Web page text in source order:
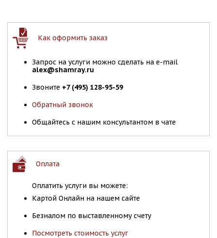
Как оформить заказ
Запрос на услуги можно сделать на e-mail
alex@shamray.ru
Звоните +7 (495) 128-95-59
Обратный звонок
Общайтесь с нашим консультантом в чате
Оплата
Оплатить услуги вы можете:
Картой Онлайн на нашем сайте
Безналом по выставленному счету
Посмотреть стоимость услуг